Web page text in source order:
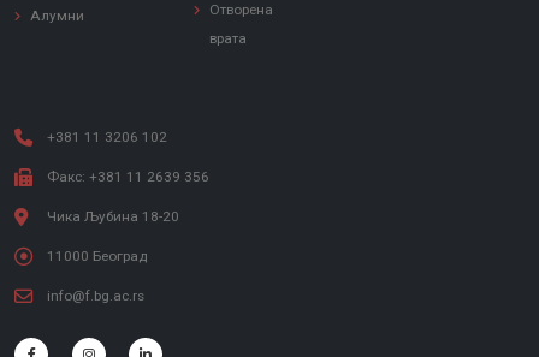
Алумни
Отворена
врата
+381 11 3206 102
Факс: +381 11 2639 356
Чика Љубина 18-20
11000 Београд
info@f.bg.ac.rs